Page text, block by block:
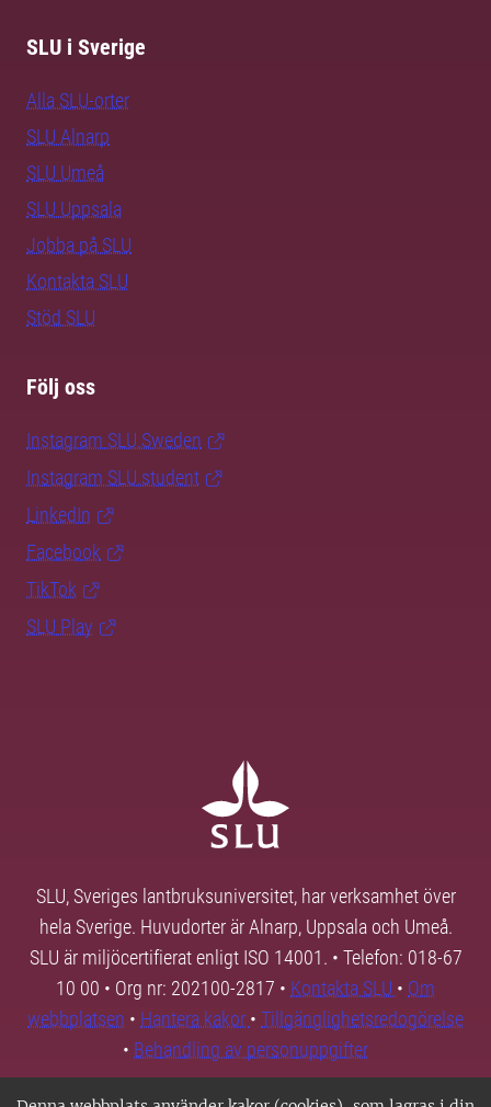
SLU i Sverige
Alla SLU-orter
SLU Alnarp
SLU Umeå
SLU Uppsala
Jobba på SLU
Kontakta SLU
Stöd SLU
Följ oss
Instagram SLU.Sweden
Instagram SLU.student
LinkedIn
Facebook
TikTok
SLU Play
SLU, Sveriges lantbruksuniversitet, har verksamhet över
hela Sverige. Huvudorter är Alnarp, Uppsala och Umeå.
SLU är miljöcertifierat enligt ISO 14001. • Telefon: 018-67
10 00 • Org nr: 202100-2817 • Kontakta SLU • Om
webbplatsen • Hantera kakor • Tillgänglighetsredogörelse
• Behandling av personuppgifter